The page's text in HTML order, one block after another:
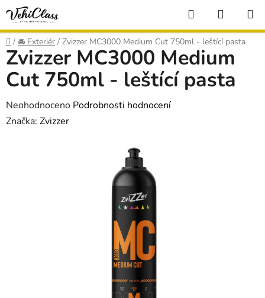
Přejít
obsah
Hledat
KOŠÍK
Domů
/ 🚘 Exteriér / Zvizzer MC3000 Medium Cut 750ml - leštící pasta
Zvizzer MC3000 Medium
Cut 750ml - leštící pasta
Průměrné
hodnocení
Neohodnoceno Podrobnosti hodnocení
Značka: Zvizzer